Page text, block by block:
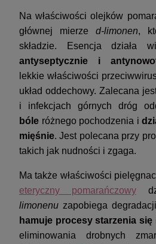
Na właściwości olejków
głównej mierze d-limonen,
składzie. Esencja działa
antyseptycznie i
lekkie właściwości
układ oddechowy. Zalecana
i infekcjach górnych dróg
bóle różnego pochodzenia i
mięśnie. Jest polecana przy
takich jak nudności i zgaga.
Ma także właściwości
eteryczny pomarańczowy
limonenu zapobiega
hamuje procesy starzenia się
eliminowania drobnych